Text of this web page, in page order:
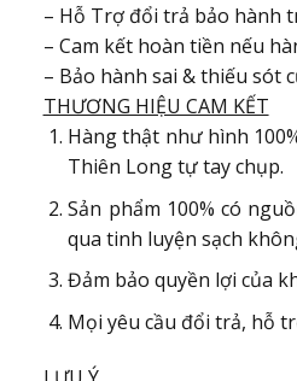
– Hỗ Trợ đổi trả bảo hành
– Cam kết hoàn tiền nếu
– Bảo hành sai & thiếu sót
THƯƠNG HIỆU CAM KẾT
Hàng thật như hình
Thiên Long tự tay chụp.
Sản phẩm 100% có
qua tinh luyện sạch
Đảm bảo quyền lợi của
Mọi yêu cầu đổi trả, hỗ